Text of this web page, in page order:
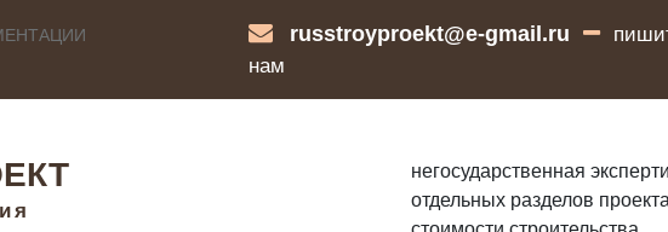
russtroyproekt@e-gmail.ru
нам
негосударственная
отдельных разделов